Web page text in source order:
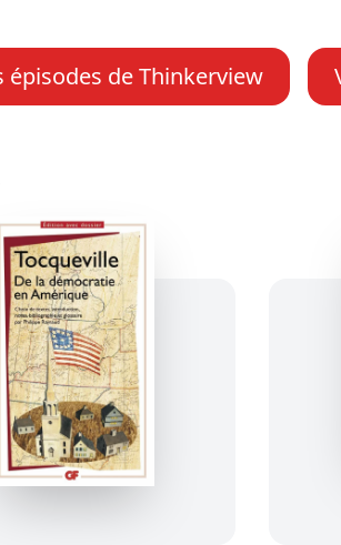
épisodes de Thinkerview